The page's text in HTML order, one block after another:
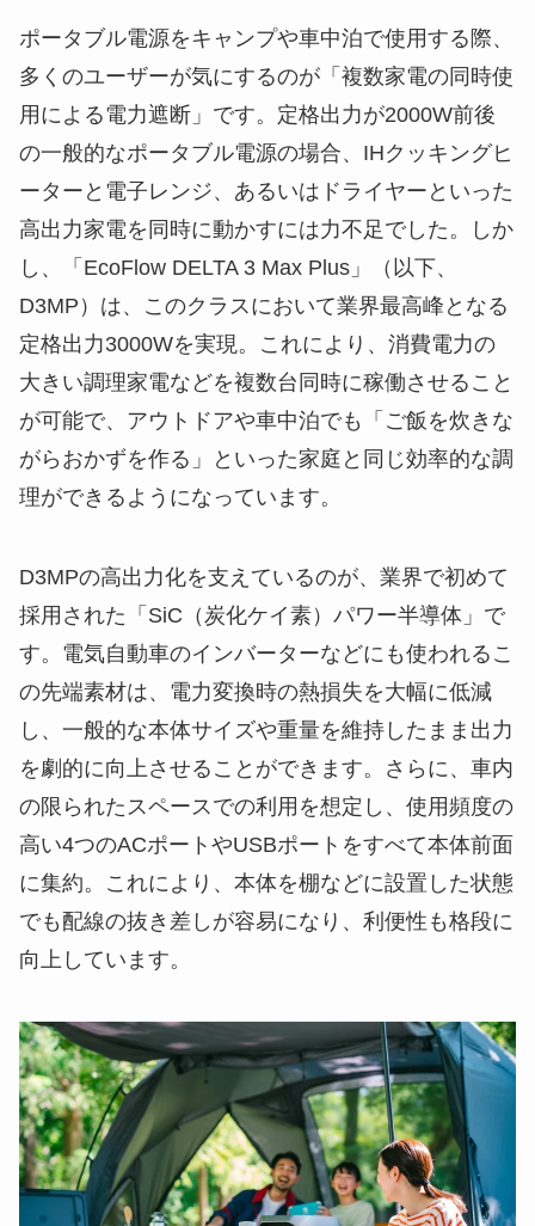
ポータブル電源をキャンプや車中泊で使用する際、
多くのユーザーが気にするのが「複数家電の同時使
用による電力遮断」です。定格出力が2000W前後
の一般的なポータブル電源の場合、IHクッキングヒ
ーターと電子レンジ、あるいはドライヤーといった
高出力家電を同時に動かすには力不足でした。しか
し、「EcoFlow DELTA 3 Max Plus」（以下、
D3MP）は、このクラスにおいて業界最高峰となる
定格出力3000Wを実現。これにより、消費電力の
大きい調理家電などを複数台同時に稼働させること
が可能で、アウトドアや車中泊でも「ご飯を炊きな
がらおかずを作る」といった家庭と同じ効率的な調
理ができるようになっています。
D3MPの高出力化を支えているのが、業界で初めて
採用された「SiC（炭化ケイ素）パワー半導体」で
す。電気自動車のインバーターなどにも使われるこ
の先端素材は、電力変換時の熱損失を大幅に低減
し、一般的な本体サイズや重量を維持したまま出力
を劇的に向上させることができます。さらに、車内
の限られたスペースでの利用を想定し、使用頻度の
高い4つのACポートやUSBポートをすべて本体前面
に集約。これにより、本体を棚などに設置した状態
でも配線の抜き差しが容易になり、利便性も格段に
向上しています。